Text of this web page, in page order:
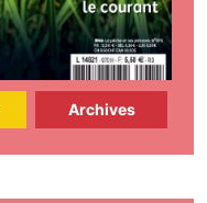
Archives